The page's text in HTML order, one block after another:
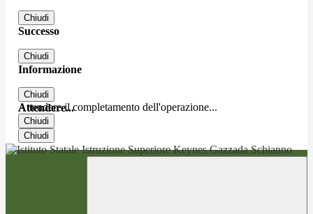
Chiudi
Successo
Chiudi
Informazione
Chiudi
Attendere...
Attendere il completamento dell'operazione...
Chiudi
Chiudi